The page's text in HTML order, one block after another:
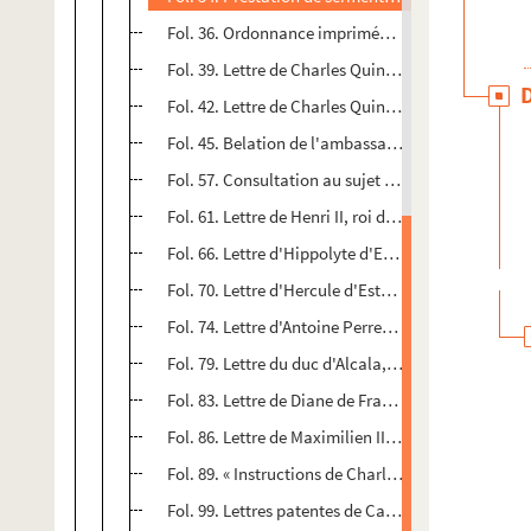
Fol. 36. Ordonnance imprimée de Charles Quint
Fol. 39. Lettre de Charles Quint au pape Jules III.
Fol. 42. Lettre de Charles Quint aux bourgeois de
Fol. 45. Belation de l'ambassadeur vénitien
Fol. 57. Consultation au sujet d'un fief,
Fol. 61. Lettre de Henri II, roi de France, au
Fol. 66. Lettre d'Hippolyte d'Este, dit le cardinal
Fol. 70. Lettre d'Hercule d'Este, duc de Ferrare, au
Fol. 74. Lettre d'Antoine Perrenot de Granvelle,
Fol. 79. Lettre du duc d'Alcala, vice-roi de
Fol. 83. Lettre de Diane de France, duchesse de
Fol. 86. Lettre de Maximilien II, empereur
Fol. 89. « Instructions de Charles IX, roi de
Fol. 99. Lettres patentes de Catherine de